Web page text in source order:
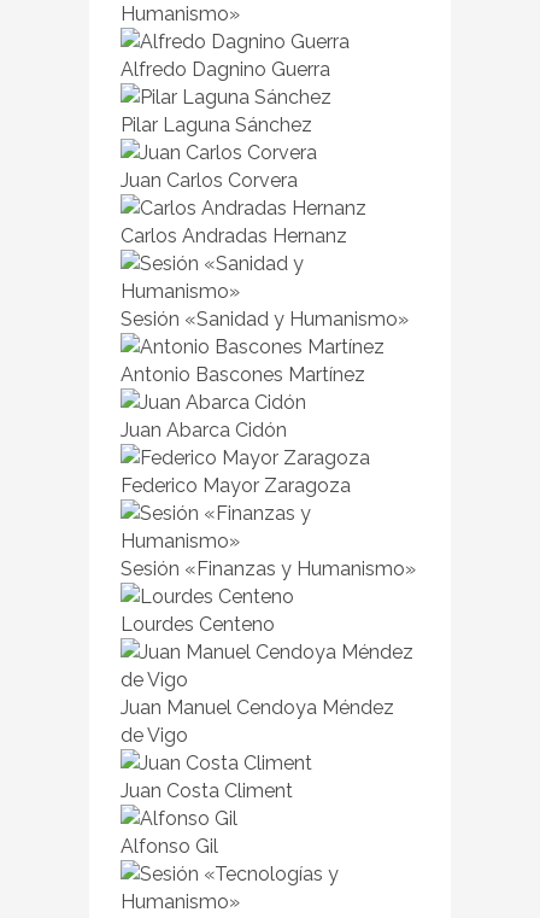
Humanismo»
Alfredo Dagnino Guerra
Pilar Laguna Sánchez
Juan Carlos Corvera
Carlos Andradas Hernanz
Sesión «Sanidad y Humanismo»
Antonio Bascones Martínez
Juan Abarca Cidón
Federico Mayor Zaragoza
Sesión «Finanzas y Humanismo»
Lourdes Centeno
Juan Manuel Cendoya Méndez
de Vigo
Juan Costa Climent
Alfonso Gil